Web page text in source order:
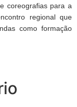
coreografias para a
regional que
como formação